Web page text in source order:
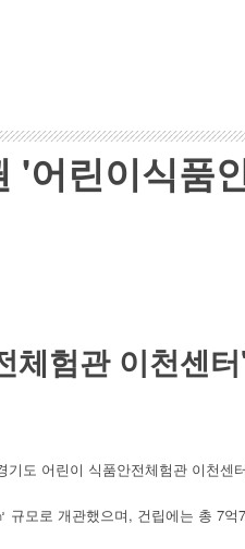
'어린이식품
체험관 이천센
도 어린이 식품안전체험관 이천센
모로 개관했으며, 건립에는 총 7